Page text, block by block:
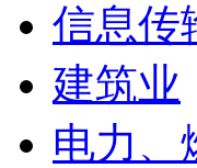
信息传
建筑业
电力、